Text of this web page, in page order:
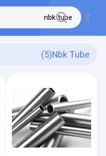
Nbk Tube
(5)